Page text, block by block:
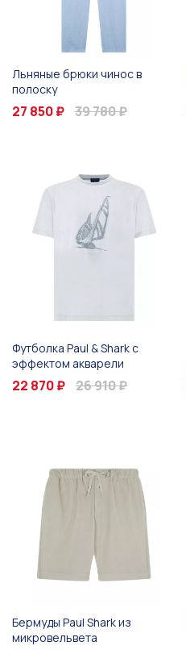
Льняные брюки чинос в
полоску
27 850 ₽ 39 780 ₽
Футболка Paul & Shark с
эффектом акварели
22 870 ₽ 26 910 ₽
Бермуды Paul Shark из
микровельвета